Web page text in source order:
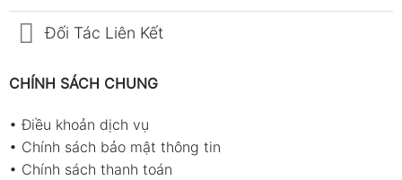
Đối Tác Liên Kết
CHÍNH SÁCH CHUNG
•Điều khoản dịch vụ
• Chính sách bảo mật thông tin
• Chính sách thanh toán